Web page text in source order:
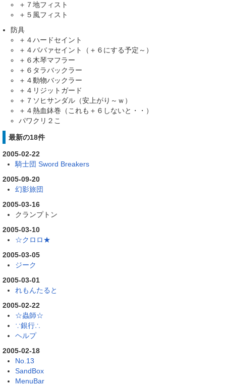
＋７地フィスト
＋５風フィスト
防具
＋４ハードセイント
＋４ババァセイント（＋６にする予定～）
＋６木琴マフラー
＋６タラバックラー
＋４動物バックラー
＋４リジットガード
＋７ソヒサンダル（安上がり～ｗ）
＋４熱血鉢巻（これも＋６しないと・・）
パワクリ２こ
最新の18件
2005-02-22
騎士団 Sword Breakers
2005-09-20
幻影旅団
2005-03-16
クランプトン
2005-03-10
☆クロロ★
2005-03-05
ジーク
2005-03-01
れもんたると
2005-02-22
☆蟲師☆
∵銀行∴
ヘルプ
2005-02-18
No.13
SandBox
MenuBar